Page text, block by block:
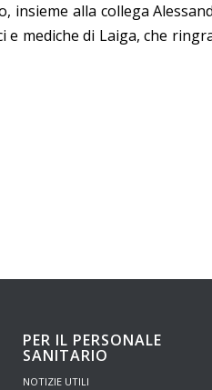
alla collega
mediche di Laiga, che
PER IL PERSONALE
SANITARIO
NOTIZIE UTILI